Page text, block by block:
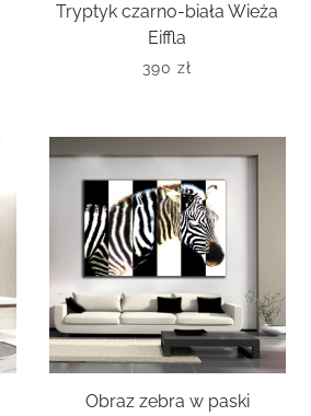
Tryptyk czarno-biała Wieża
Eiffla
390zł
Obraz zebra w paski